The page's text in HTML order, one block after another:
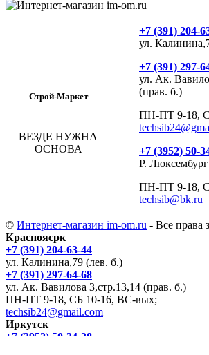
Строй-Маркет
ВЕЗДЕ НУЖНА
ОСНОВА
+7 (391) 204-
ул.
+7 (391) 297-
ул. Ак.
(прав. б.)
ПН-ПТ 9-18,
+7 (3952) 50-
Р.
ПН-ПТ 9-18,
techsib@bk.ru
© Интернет-магазин im-om.ru - Все права
Красноясрк
+7 (391) 204-63-44
ул. Калинина,79 (лев. б.)
+7 (391) 297-64-68
ул. Ак. Вавилова 3,стр.13,14 (прав. б.)
ПН-ПТ 9-18, СБ 10-16, ВС-вых;
techsib24@gmail.com
Иркутск
+7 (3952) 50-34-38